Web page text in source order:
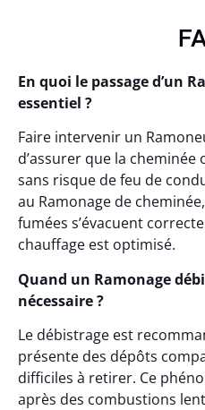
En quoi le passage d’un
essentiel ?
Faire intervenir un
d’assurer que la
sans risque de feu de
au Ramonage de
fumées s’évacuent
chauffage est optimisé.
Quand un Ramonage
nécessaire ?
Le débistrage est
présente des dépôts
difficiles à retirer. Ce
après des combustions